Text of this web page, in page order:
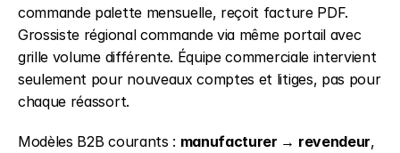
commande palette mensuelle, reçoit facture PDF.
Grossiste régional commande via même portail avec
grille volume différente. Équipe commerciale intervient
seulement pour nouveaux comptes et litiges, pas pour
chaque réassort.
Modèles B2B courants : manufacturer → revendeur